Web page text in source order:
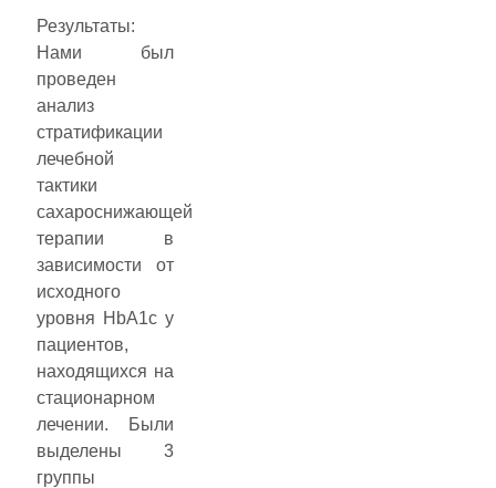
Результаты:
Нами был
проведен
анализ
стратификации
лечебной
тактики
сахароснижающей
терапии в
зависимости от
исходного
уровня HbA1c у
пациентов,
находящихся на
стационарном
лечении. Были
выделены 3
группы